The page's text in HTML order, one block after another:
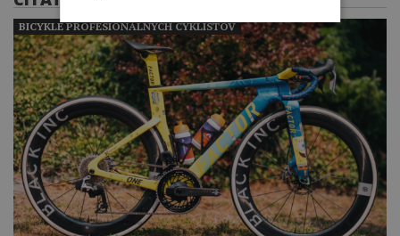
BICYKLE PROFESIONÁLNYCH CYKLISTOV